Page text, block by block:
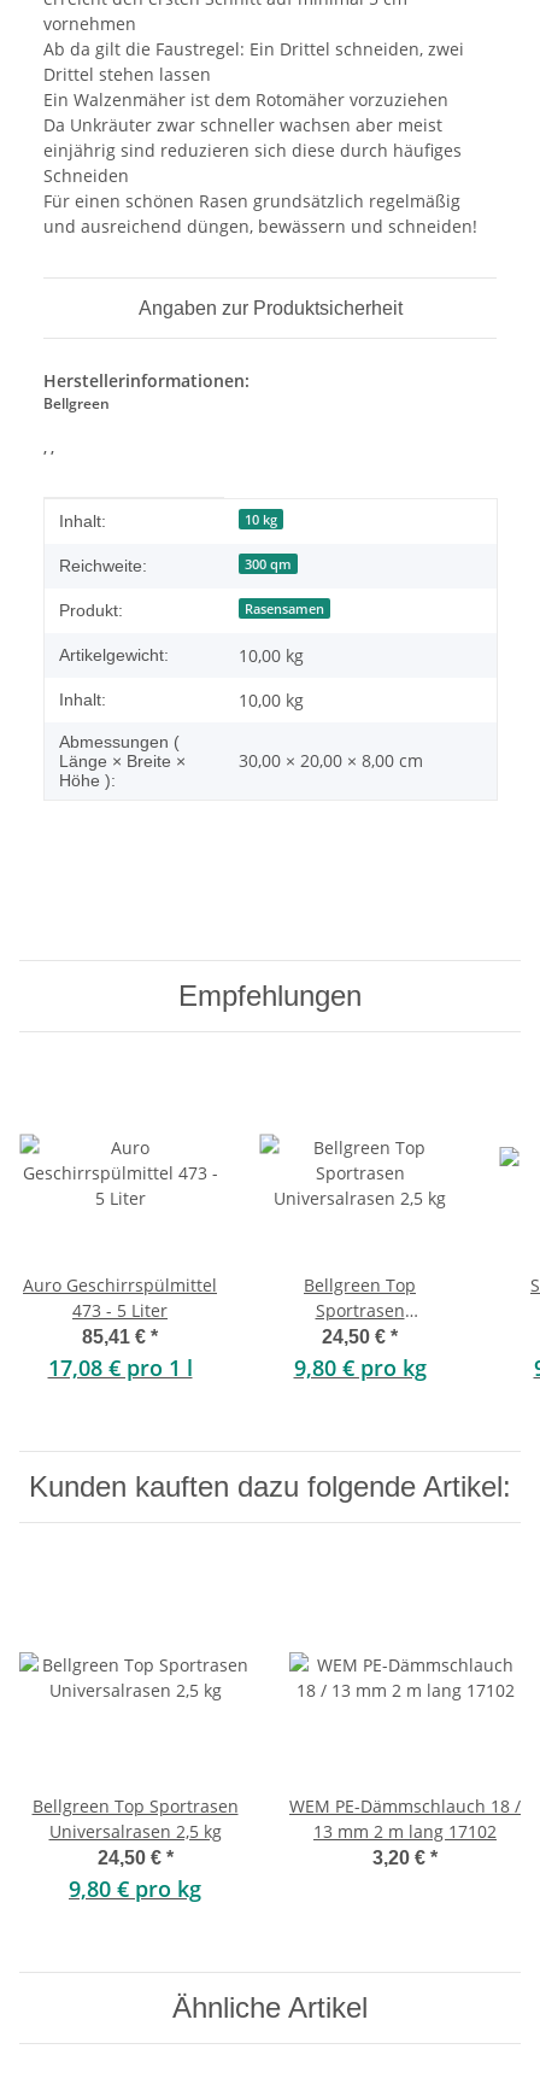
vornehmen
Ab da gilt die Faustregel: Ein Drittel schneiden, zwei
Drittel stehen lassen
Ein Walzenmäher ist dem Rotomäher vorzuziehen
Da Unkräuter zwar schneller wachsen aber meist
einjährig sind reduzieren sich diese durch häufiges
Schneiden
Für einen schönen Rasen grundsätzlich regelmäßig
und ausreichend düngen, bewässern und schneiden!
Angaben zur Produktsicherheit
Herstellerinformationen:
Bellgreen
, ,
Produkteigenschaft
Wert
Inhalt: 10 kg
Reichweite: 300 qm
Produkt: Rasensamen
Artikelgewicht: 10,00 kg
Inhalt: 10,00 kg
Abmessungen (
Länge × Breite ×
Höhe ):
30,00 × 20,00 × 8,00 cm
Empfehlungen
Auro Geschirrspülmittel
473 - 5 Liter
85,41 € *
17,08 € pro 1 l
Bellgreen Top
Sportrasen
Universalrasen 2,5 kg
24,50 € *
9,80 € pro kg
Kunden kauften dazu folgende Artikel:
Bellgreen Top Sportrasen
Universalrasen 2,5 kg
24,50 € *
9,80 € pro kg
WEM PE-Dämmschlauch 18 /
13 mm 2 m lang 17102
3,20 € *
Ähnliche Artikel